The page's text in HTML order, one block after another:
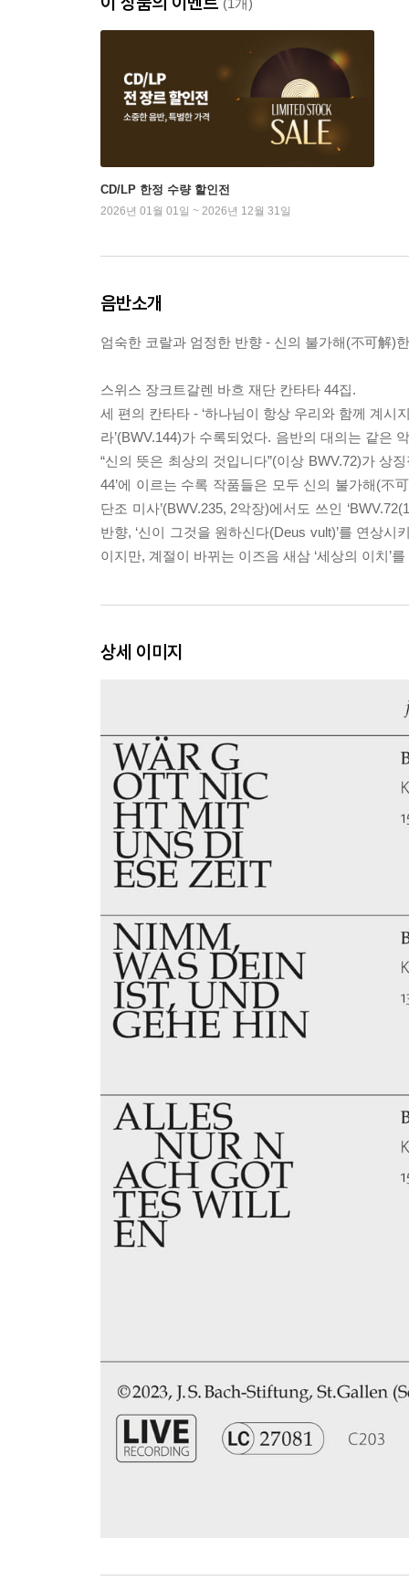
(1개)
CD/LP 한정 수량 할인전
2026년 01월 01일 ~ 2026년 12월 31일
음반소개
엄숙한 코랄과 엄정한 반향 - 신의 불가해(不可解)
스위스 장크트갈렌 바흐 재단 칸타타 44집.
세 편의 칸타타 - ‘하나님이 항상 우리와 함께 계시
라’(BWV.144)가 수록되었다. 음반의 대의는 같은
“신의 뜻은 최상의 것입니다”(이상 BWV.72)가 상
44’에 이르는 수록 작품들은 모두 신의 불가해(不
단조 미사’(BWV.235, 2악장)에서도 쓰인
반향, ‘신이 그것을 원하신다(Deus vult)’를 연상
이지만, 계절이 바뀌는 이즈음 새삼 ‘세상의 이치’
상세 이미지